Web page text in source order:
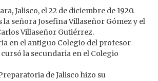
Jalisco, el 22 de diciembre de 1920.
la señora Josefina Villaseñor Gómez y el
Villaseñor Gutiérrez.
en el antiguo Colegio del profesor
la secundaria en el Colegio
de Jalisco hizo su